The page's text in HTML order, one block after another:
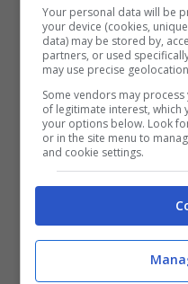
Sanzione durissima:
Durante la
dell’Olimpico, il
stato ammonito per
Apparentemente
un’ondata anomala
fissate a 8, che
oltre 120 mila euro,
Your personal data will be
your device (cookies,
data) may be stored by,
partners, or used
may use precise
Some vendors may
of legitimate interest, which
your options below. Look
or in the site menu to
and cookie settings.